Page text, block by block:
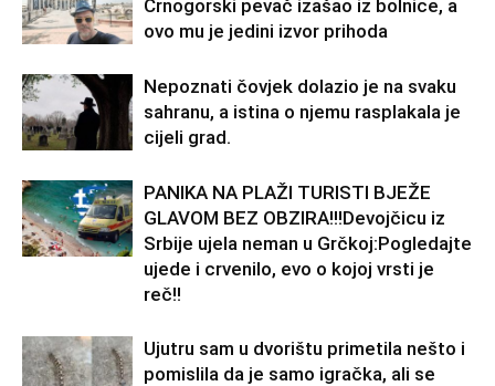
Crnogorski pevač izašao iz bolnice, a
ovo mu je jedini izvor prihoda
Nepoznati čovjek dolazio je na svaku
sahranu, a istina o njemu rasplakala je
cijeli grad.
PANIKA NA PLAŽI TURISTI BJEŽE
GLAVOM BEZ OBZIRA!!!Devojčicu iz
Srbije ujela neman u Grčkoj:Pogledajte
ujede i crvenilo, evo o kojoj vrsti je
reč!!
Ujutru sam u dvorištu primetila nešto i
pomislila da je samo igračka, ali se